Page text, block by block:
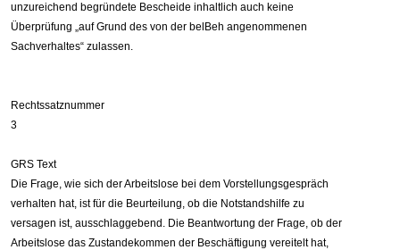
unzureichend begründete Bescheide inhaltlich auch keine
Überprüfung „auf Grund des von der belBeh angenommenen
Sachverhaltes“ zulassen.
Rechtssatznummer
3
GRS Text
Die Frage, wie sich der Arbeitslose bei dem Vorstellungsgespräch
verhalten hat, ist für die Beurteilung, ob die Notstandshilfe zu
versagen ist, ausschlaggebend. Die Beantwortung der Frage, ob der
Arbeitslose das Zustandekommen der Beschäftigung vereitelt hat,